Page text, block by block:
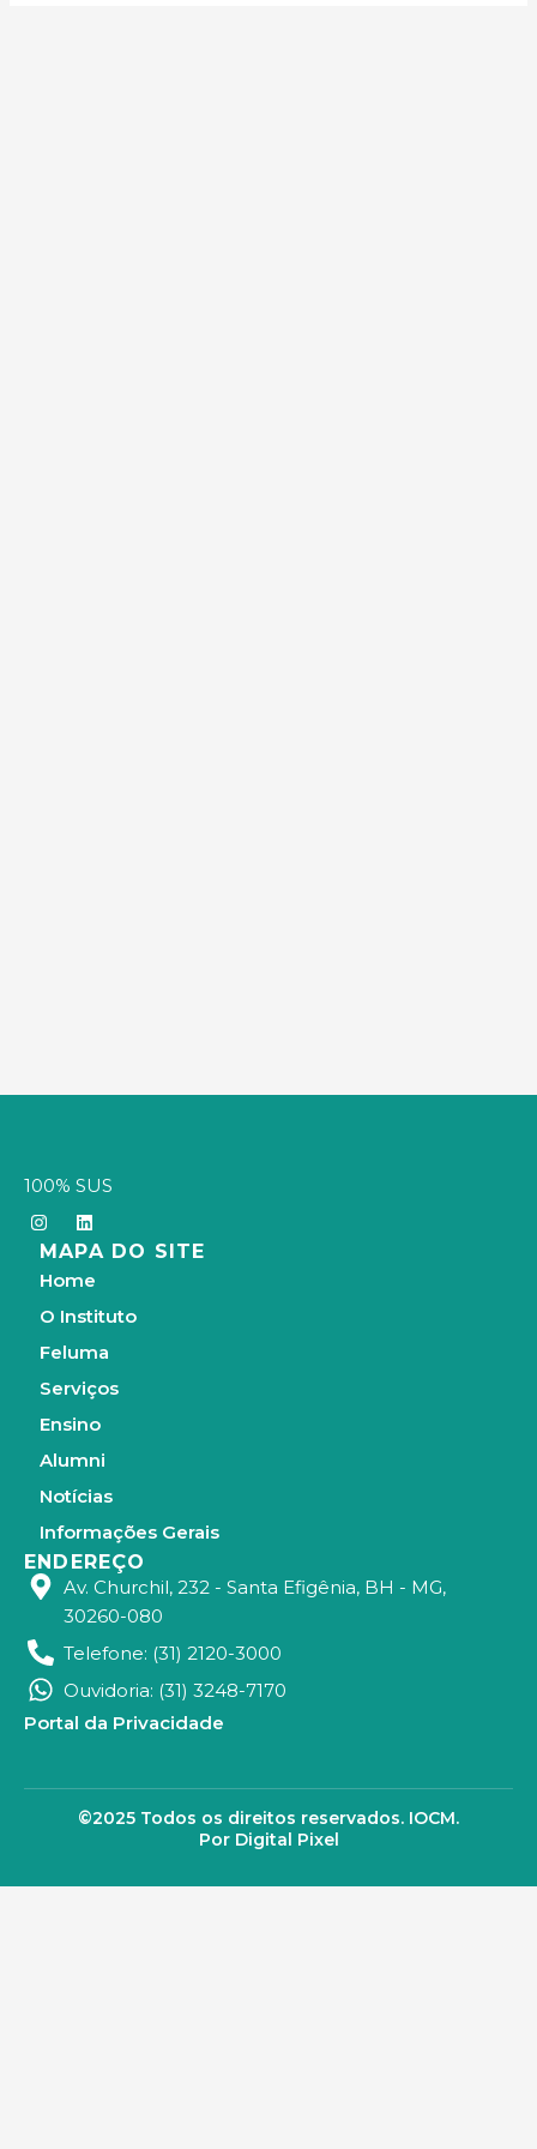
100% SUS
I
n
s
t
a
g
r
a
m
L
i
n
e
d
i
MAPA DO SITE
Home
O Instituto
Feluma
Serviços
Ensino
Alumni
Notícias
Informações Gerais
ENDEREÇO
Av. Churchil, 232 - Santa Efigênia, BH - MG,
30260-080
Telefone: (31) 2120-3000
Ouvidoria: (31) 3248-7170
Portal da Privacidade
©2025 Todos os direitos reservados. IOCM.
Por Digital Pixel